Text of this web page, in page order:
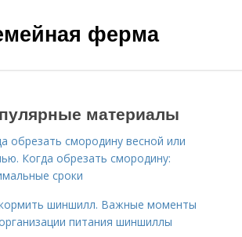
ферма
материалы
обрезать смородину весной или
Когда обрезать смородину:
сроки
шиншилл. Важные моменты
питания шиншиллы